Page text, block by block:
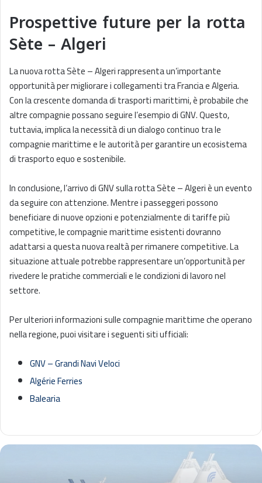
Prospettive future per la rotta
Sète – Algeri
La nuova rotta Sète – Algeri rappresenta un’importante
opportunità per migliorare i collegamenti tra Francia e Algeria.
Con la crescente domanda di trasporti marittimi, è probabile che
altre compagnie possano seguire l’esempio di GNV. Questo,
tuttavia, implica la necessità di un dialogo continuo tra le
compagnie marittime e le autorità per garantire un ecosistema
di trasporto equo e sostenibile.
In conclusione, l’arrivo di GNV sulla rotta Sète – Algeri è un evento
da seguire con attenzione. Mentre i passeggeri possono
beneficiare di nuove opzioni e potenzialmente di tariffe più
competitive, le compagnie marittime esistenti dovranno
adattarsi a questa nuova realtà per rimanere competitive. La
situazione attuale potrebbe rappresentare un’opportunità per
rivedere le pratiche commerciali e le condizioni di lavoro nel
settore.
Per ulteriori informazioni sulle compagnie marittime che operano
nella regione, puoi visitare i seguenti siti ufficiali:
GNV – Grandi Navi Veloci
Algérie Ferries
Balearia